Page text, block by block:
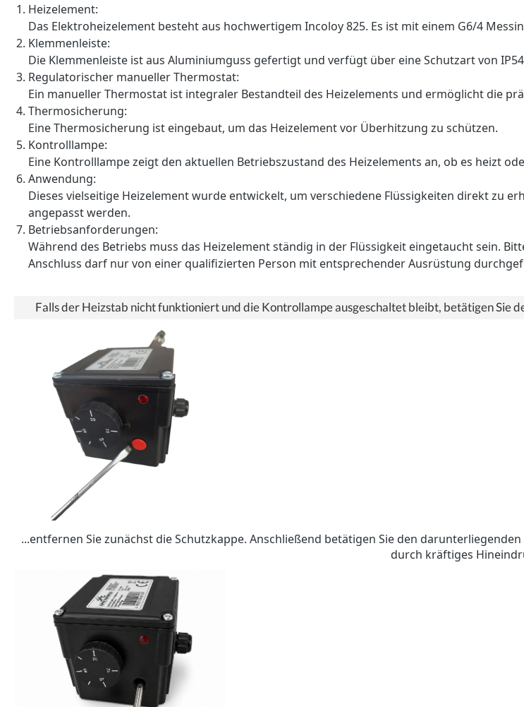
Heizelement:
Das Elektroheizelement besteht aus hochwertigem Incoloy 825. Es ist mit einem G6/4
Klemmenleiste:
Die Klemmenleiste ist aus Aluminiumguss gefertigt und verfügt über eine Schutzart von
Regulatorischer manueller Thermostat:
Ein manueller Thermostat ist integraler Bestandteil des Heizelements und ermöglicht die
Thermosicherung:
Eine Thermosicherung ist eingebaut, um das Heizelement vor Überhitzung zu schützen.
Kontrolllampe:
Eine Kontrolllampe zeigt den aktuellen Betriebszustand des Heizelements an, ob es heizt
Anwendung:
Dieses vielseitige Heizelement wurde entwickelt, um verschiedene Flüssigkeiten direkt zu
angepasst werden.
Betriebsanforderungen:
Während des Betriebs muss das Heizelement ständig in der Flüssigkeit eingetaucht sein.
Anschluss darf nur von einer qualifizierten Person mit entsprechender Ausrüstung
Falls der Heizstab nicht funktioniert und die Kontrollampe ausgeschaltet bleibt, betätigen Sie
...entfernen Sie zunächst die Schutzkappe. Anschließend betätigen Sie den
durch kräftiges